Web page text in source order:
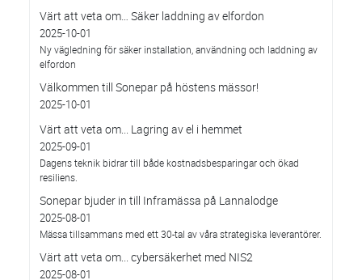
Värt att veta om… Säker laddning av elfordon
2025-10-01
Ny vägledning för säker installation, användning och laddning av
elfordon
Välkommen till Sonepar på höstens mässor!
2025-10-01
Värt att veta om... Lagring av el i hemmet
2025-09-01
Dagens teknik bidrar till både kostnadsbesparingar och ökad
resiliens.
Sonepar bjuder in till Inframässa på Lannalodge
2025-08-01
Mässa tillsammans med ett 30-tal av våra strategiska leverantörer.
Värt att veta om... cybersäkerhet med NIS2
2025-08-01